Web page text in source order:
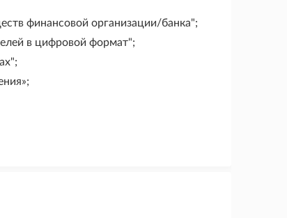
финансовой организации/банка";
в цифровой формат";